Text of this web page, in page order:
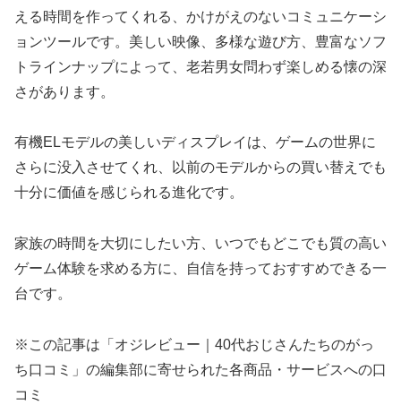
える時間を作ってくれる、かけがえのないコミュニケーシ
ョンツールです。美しい映像、多様な遊び方、豊富なソフ
トラインナップによって、老若男女問わず楽しめる懐の深
さがあります。
有機ELモデルの美しいディスプレイは、ゲームの世界に
さらに没入させてくれ、以前のモデルからの買い替えでも
十分に価値を感じられる進化です。
家族の時間を大切にしたい方、いつでもどこでも質の高い
ゲーム体験を求める方に、自信を持っておすすめできる一
台です。
※この記事は「オジレビュー｜40代おじさんたちのがっ
ち口コミ」の編集部に寄せられた各商品・サービスへの口
コミ